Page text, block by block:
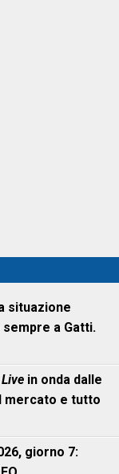
situazione
a Gatti.
in onda dalle
mercato e tutto
giorno 7: